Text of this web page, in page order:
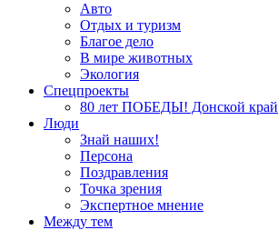
Авто
Отдых и туризм
Благое дело
В мире животных
Экология
Спецпроекты
80 лет ПОБЕДЫ! Донской край
Люди
Знай наших!
Персона
Поздравления
Точка зрения
Экспертное мнение
Между тем